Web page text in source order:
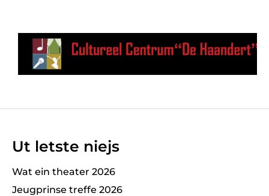
Ut letste niejs
Wat ein theater 2026
Jeugprinse treffe 2026